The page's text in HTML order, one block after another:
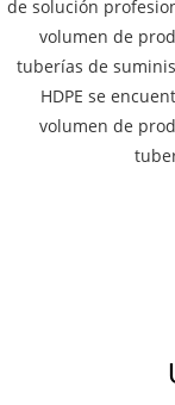
de solución
volumen de
tuberías de
HDPE se
volumen de